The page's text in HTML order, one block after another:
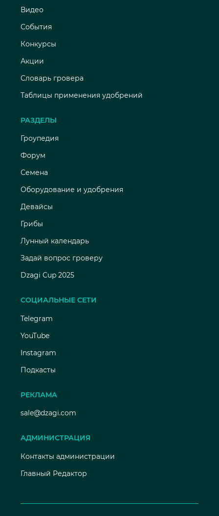
Видео
События
Конкурсы
Акции
Словарь гровера
Таблицы применения удобрений
РАЗДЕЛЫ
Гроупедия
Форум
Семена
Оборудование и удобрения
Девайсы
Грибы
Лунный календарь
Задай вопрос гроверу
Dzagi Cup 2025
СОЦИАЛЬНЫЕ СЕТИ
Telegram
YouTube
Instagram
Подкасты
РЕКЛАМА
sale@dzagi.com
АДМИНИСТРАЦИЯ
Контакты администрации
Главный Редактор